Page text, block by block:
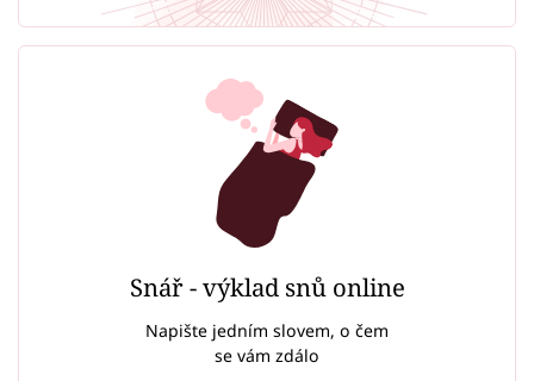
Snář - výklad snů online
Napište jedním slovem, o čem
se vám zdálo